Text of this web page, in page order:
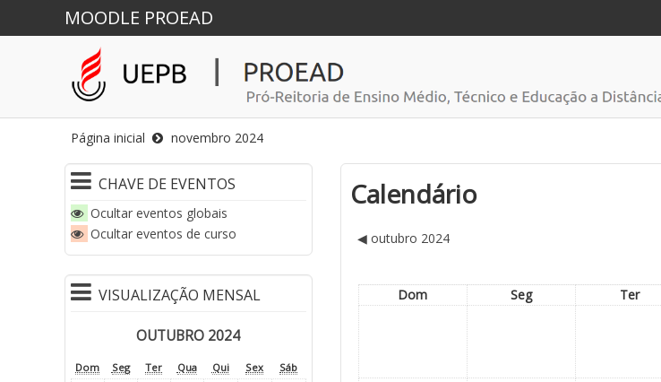
MOODLE PROEAD
Página inicial novembro 2024
Calendário
◀ outubro 2024
Dom Seg Ter
CHAVE DE EVENTOS
Ocultar eventos globais
Ocultar eventos de curso
VISUALIZAÇÃO MENSAL
OUTUBRO 2024
Dom Seg Ter Qua Qui Sex
Sáb